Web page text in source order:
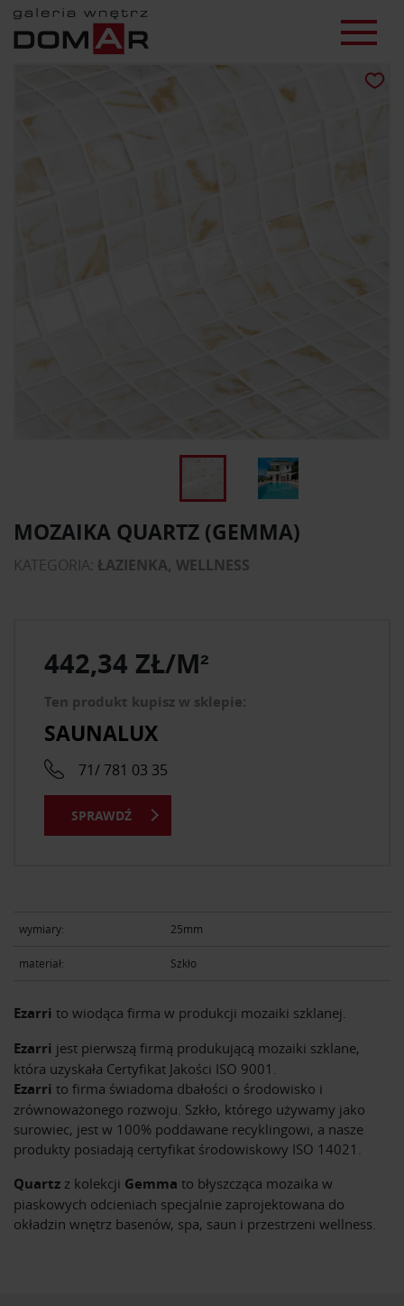
MOZAIKA QUARTZ (GEMMA)
KATEGORIA: ŁAZIENKA, WELLNESS
wymiary: 25mm
materiał: Szkło
Ezarri to wiodąca firma w produkcji mozaiki szklanej.
Ezarri jest pierwszą firmą produkującą mozaiki szklane,
która uzyskała Certyfikat Jakości ISO 9001.
Ezarri to firma świadoma dbałości o środowisko i
zrównoważonego rozwoju. Szkło, którego używamy jako
surowiec, jest w 100% poddawane recyklingowi, a nasze
produkty posiadają certyfikat środowiskowy ISO 14021.
Quartz z kolekcji Gemma to błyszcząca mozaika w
piaskowych odcieniach specjalnie zaprojektowana do
okładzin wnętrz basenów, spa, saun i przestrzeni wellness.
442,34 ZŁ/M²
Ten produkt kupisz w sklepie:
SAUNALUX
71/ 781 03 35
SPRAWDŹ